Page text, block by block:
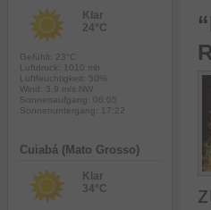
Klar
24°C
Gefühlt: 23°C
Luftdruck: 1010 mb
Luftfeuchtigkeit: 50%
Wind: 3.9 m/s NW
Sonnenaufgang: 06:05
Sonnenuntergang: 17:22
Cuiabá (Mato Grosso)
Klar
34°C